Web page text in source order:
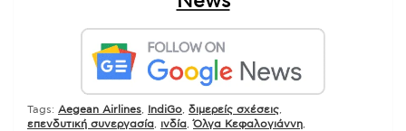
Tags: Aegean Airlines IndiGo διμερείς σχέσεις
επενδυτική συνεργασία
ινδία ,Όλγα Κεφαλογιάννη